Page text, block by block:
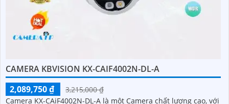
CAMERA KBVISION KX-CAIF4002N-DL-A
2,089,750 ₫
3,215,000 ₫
Camera KX-CAiF4002N-DL-A là một Camera chất lượng cao, với